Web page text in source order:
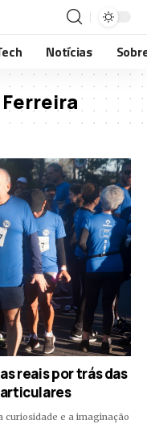
Notícias
reais por trás das
curiosidade e a imaginação